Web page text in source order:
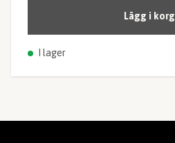
Lägg i
I lager